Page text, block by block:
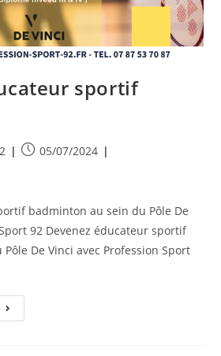
sportif
05/07/2024
badminton au sein du Pôle De
92 Devenez éducateur sportif
De Vinci avec Profession Sport